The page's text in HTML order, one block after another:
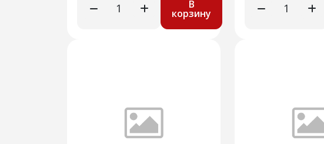
В
корзину